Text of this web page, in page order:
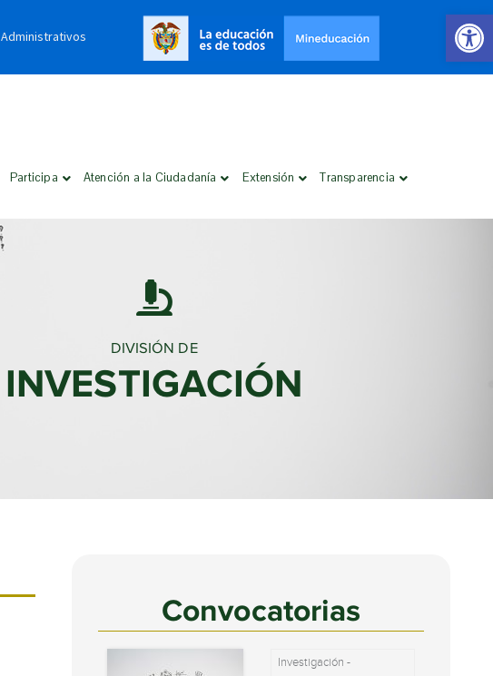
Administrativos
Participa Atención a la Ciudadanía Extensión Transparencia
DIVISIÓN DE
INVESTIGACIÓN
Convocatorias
Investigación -